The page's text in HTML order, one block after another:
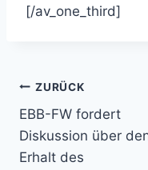
[/av_one_third]
ZURÜCK
EBB-FW fordert
Diskussion über
Erhalt des